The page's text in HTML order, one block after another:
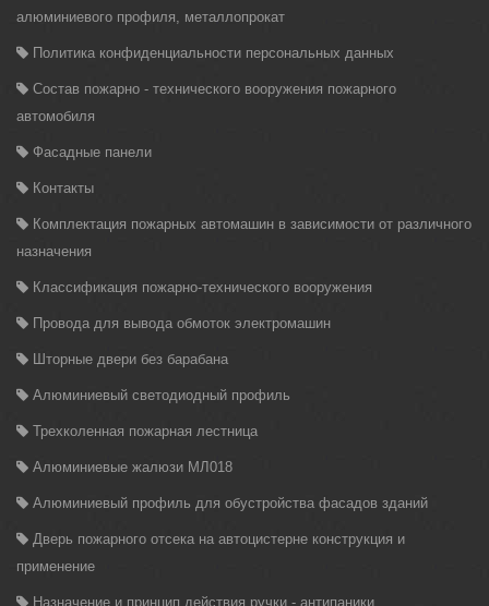
алюминиевого профиля, металлопрокат
Политика конфиденциальности персональных данных
Состав пожарно - технического вооружения пожарного
автомобиля
Фасадные панели
Контакты
Комплектация пожарных автомашин в зависимости от различного
назначения
Классификация пожарно-технического вооружения
Провода для вывода обмоток электромашин
Шторные двери без барабана
Алюминиевый светодиодный профиль
Трехколенная пожарная лестница
Алюминиевые жалюзи МЛ018
Алюминиевый профиль для обустройства фасадов зданий
Дверь пожарного отсека на автоцистерне конструкция и
применение
Назначение и принцип действия ручки - антипаники